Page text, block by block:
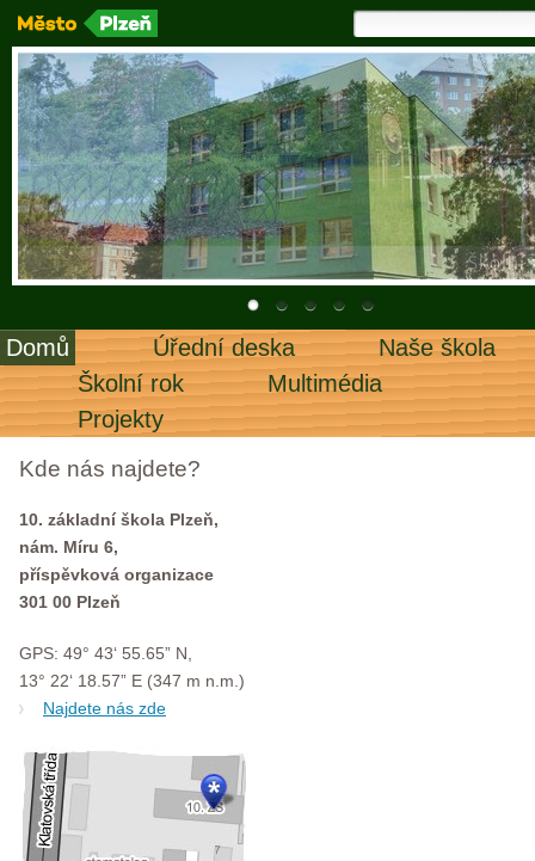
Domů Úřední deska
Naše škola
Školní rok
Multimédia
Projekty
Kde nás najdete?
10. základní škola Plzeň,
nám. Míru 6,
příspěvková organizace
301 00 Plzeň
GPS: 49° 43‘ 55.65” N,
13° 22‘ 18.57” E (347 m n.m.)
Najdete nás zde